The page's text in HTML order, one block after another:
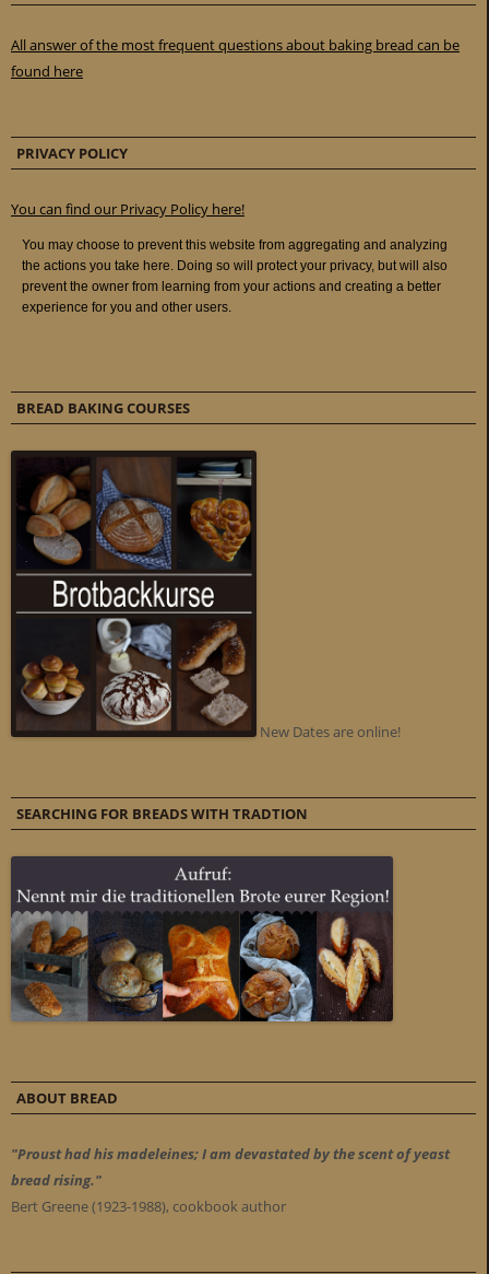
All answer of the most frequent questions about baking bread can be
found here
PRIVACY POLICY
You can find our Privacy Policy here!
BREAD BAKING COURSES
New Dates are online!
SEARCHING FOR BREADS WITH TRADTION
ABOUT BREAD
"Proust had his madeleines; I am devastated by the scent of yeast
bread rising."
Bert Greene (1923-1988), cookbook author